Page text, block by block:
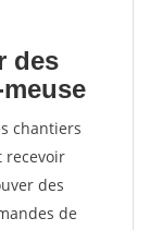
des
chantiers
recevoir
des
de